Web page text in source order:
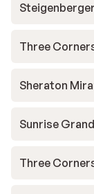
Three
Sheraton
Sunrise
Three